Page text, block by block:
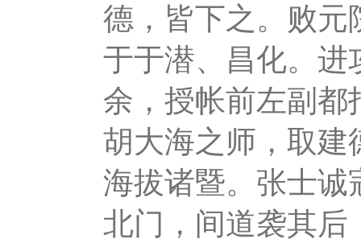
德，皆下之。败元
于于潜、昌化。进
余，授帐前左副都
胡大海之师，取建
海拔诸暨。张士诚
北门，间道袭其后